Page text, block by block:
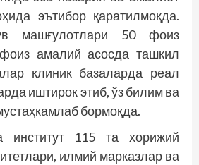
эътибор қаратилмоқда.
машғулотлари 50 фоиз
амалий асосда ташкил
клиник базаларда реал
иштирок этиб, ўз билим ва
бормоқда.
институт 115 та хорижий
илмий марказлар ва